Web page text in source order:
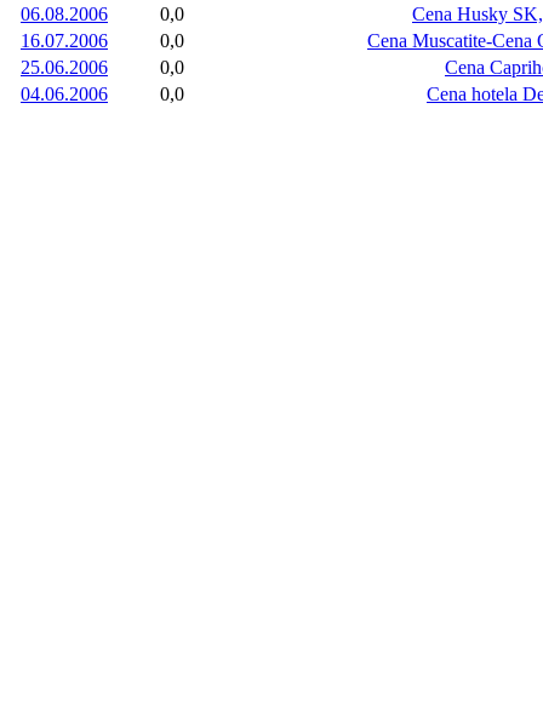
06.08.2006
0,0
Cena Husky
16.07.2006
0,0
Cena Muscatite-Cena
25.06.2006
0,0
Cena
04.06.2006
0,0 Cena hotela